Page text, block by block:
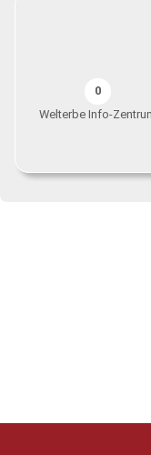
0
Welterbe Info-